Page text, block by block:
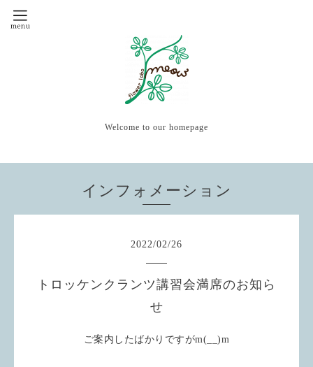
Welcome to our homepage
インフォメーション
2022/02/26
トロッケンクランツ講習会満席のお知ら
せ
ご案内したばかりですがm(__)m